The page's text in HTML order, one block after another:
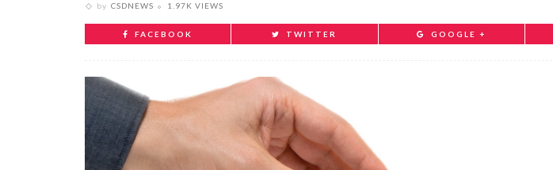
by CSDNEWS 1.97K VIEWS
FACEBOOK TWITTER GOOGLE +